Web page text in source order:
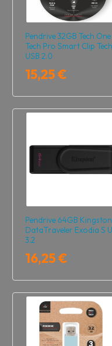
Pendrive 32GB Tech One
Tech Pro Smart Clip Tech
USB 2.0
15,25 €
Pendrive 64GB Kingston
DataTraveler Exodia S
3.2
16,25 €